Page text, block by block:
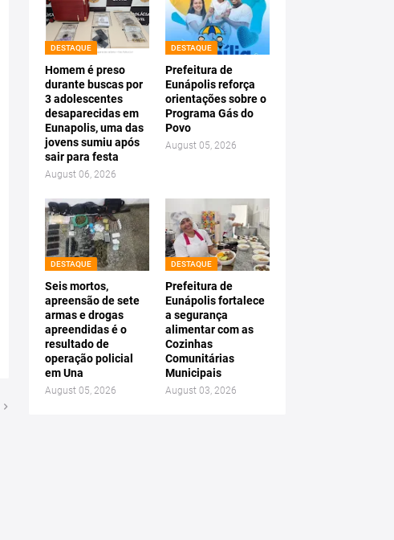
DESTAQUE
Homem é preso
durante buscas por
3 adolescentes
desaparecidas em
Eunapolis, uma das
jovens sumiu após
sair para festa
August 06, 2026
DESTAQUE
Prefeitura de
Eunápolis reforça
orientações sobre o
Programa Gás do
Povo
August 05, 2026
DESTAQUE
Seis mortos,
apreensão de sete
armas e drogas
apreendidas é o
resultado de
operação policial
em Una
August 05, 2026
DESTAQUE
Prefeitura de
Eunápolis fortalece
a segurança
alimentar com as
Cozinhas
Comunitárias
Municipais
August 03, 2026